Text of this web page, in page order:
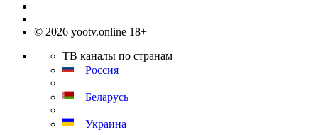
© 2026 yootv.online 18+
ТВ каналы по странам
Россия
Беларусь
Украина